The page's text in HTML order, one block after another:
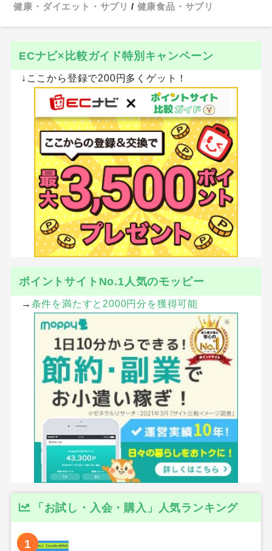
健康・ダイエット・サプリ
健康食品・サプリ
ECナビ×比較ガイド特別キャンペーン
↓ここから登録で200円多くゲット！
ポイントサイトNo.1人気のモッピー
→ 条件を満たすと2000円分を獲得可能
「お試し・入会・購入」人気ランキング
1